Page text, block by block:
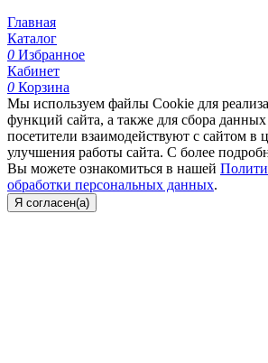
Главная
Каталог
0 Избранное
Кабинет
0 Корзина
Мы используем файлы Cookie для
функций сайта, а также для сбора
посетители взаимодействуют с сайтом в
улучшения работы сайта. С более
Вы можете ознакомиться в нашей
обработки персональных данных.
Я согласен(а)